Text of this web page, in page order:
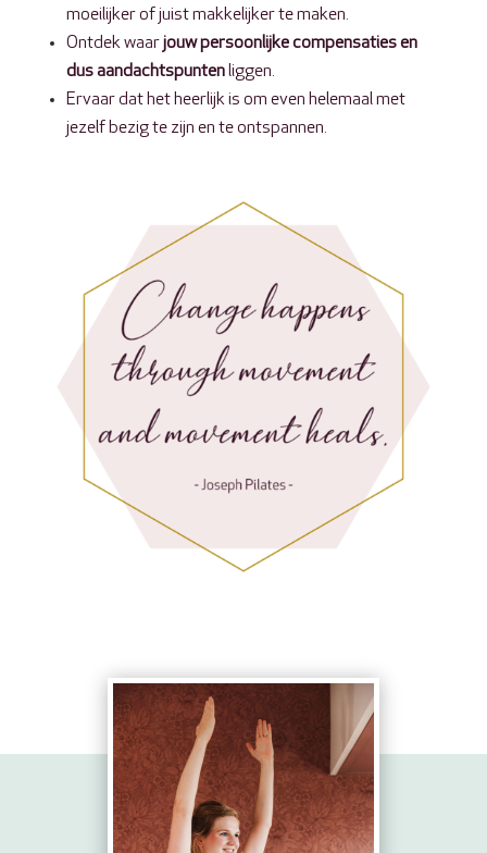
moeilijker of juist makkelijker te maken.
Ontdek waarjouw persoonlijke compensaties en
dus aandachtspuntenliggen.
Ervaar dat het heerlijk is om even helemaal met
jezelf bezig te zijn en te ontspannen.